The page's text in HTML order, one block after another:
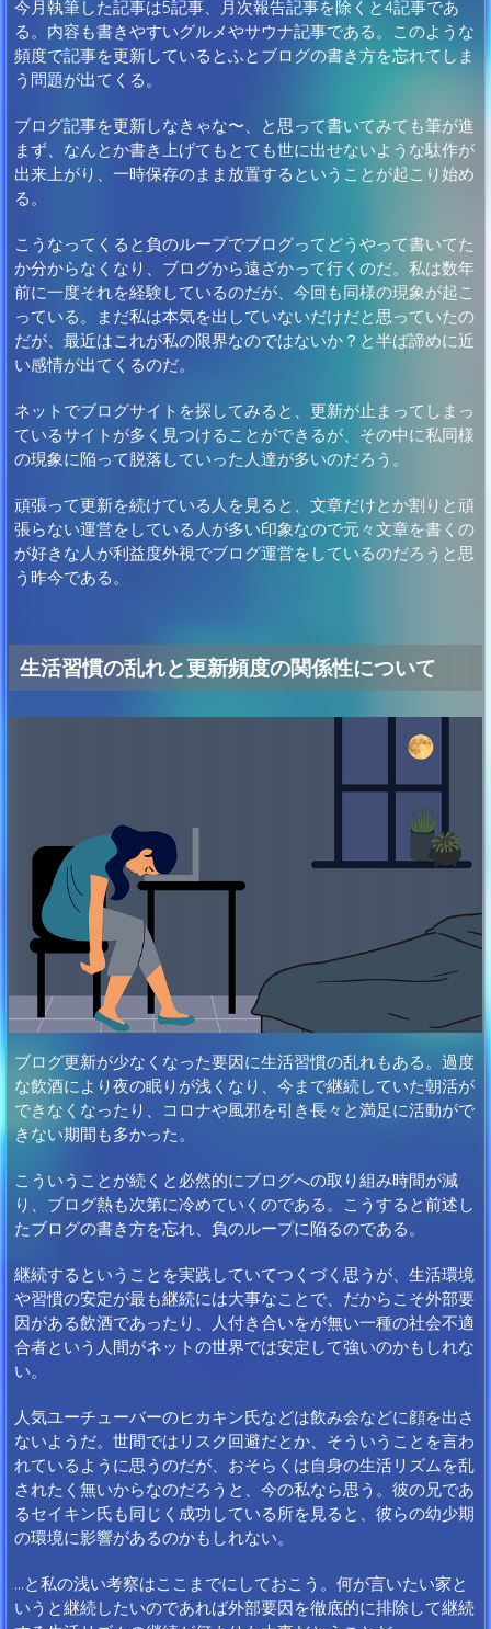
今月執筆した記事は5記事、月次報告記事を除くと4記事であ
る。内容も書きやすいグルメやサウナ記事である。このような
頻度で記事を更新しているとふとブログの書き方を忘れてしま
う問題が出てくる。
ブログ記事を更新しなきゃな〜、と思って書いてみても筆が進
まず、なんとか書き上げてもとても世に出せないような駄作が
出来上がり、一時保存のまま放置するということが起こり始め
る。
こうなってくると負のループでブログってどうやって書いてた
か分からなくなり、ブログから遠ざかって行くのだ。私は数年
前に一度それを経験しているのだが、今回も同様の現象が起こ
っている。まだ私は本気を出していないだけだと思っていたの
だが、最近はこれが私の限界なのではないか？と半ば諦めに近
い感情が出てくるのだ。
ネットでブログサイトを探してみると、更新が止まってしまっ
ているサイトが多く見つけることができるが、その中に私同様
の現象に陥って脱落していった人達が多いのだろう。
頑張って更新を続けている人を見ると、文章だけとか割りと頑
張らない運営をしている人が多い印象なので元々文章を書くの
が好きな人が利益度外視でブログ運営をしているのだろうと思
う昨今である。
生活習慣の乱れと更新頻度の関係性について
ブログ更新が少なくなった要因に生活習慣の乱れもある。過度
な飲酒により夜の眠りが浅くなり、今まで継続していた朝活が
できなくなったり、コロナや風邪を引き長々と満足に活動がで
きない期間も多かった。
こういうことが続くと必然的にブログへの取り組み時間が減
り、ブログ熱も次第に冷めていくのである。こうすると前述し
たブログの書き方を忘れ、負のループに陥るのである。
継続するということを実践していてつくづく思うが、生活環境
や習慣の安定が最も継続には大事なことで、だからこそ外部要
因がある飲酒であったり、人付き合いをが無い一種の社会不適
合者という人間がネットの世界では安定して強いのかもしれな
い。
人気ユーチューバーのヒカキン氏などは飲み会などに顔を出さ
ないようだ。世間ではリスク回避だとか、そういうことを言わ
れているように思うのだが、おそらくは自身の生活リズムを乱
されたく無いからなのだろうと、今の私なら思う。彼の兄であ
るセイキン氏も同じく成功している所を見ると、彼らの幼少期
の環境に影響があるのかもしれない。
…と私の浅い考察はここまでにしておこう。何が言いたい家と
いうと継続したいのであれば外部要因を徹底的に排除して継続